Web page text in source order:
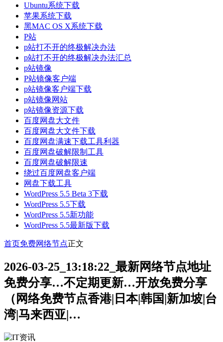
Ubuntu系统下载
苹果系统下载
黑MAC OS X系统下载
P站
p站打不开的终极解决办法
p站打不开的终极解决办法汇总
p站镜像
P站镜像客户端
p站镜像客户端下载
p站镜像网站
p站镜像资源下载
百度网盘大文件
百度网盘大文件下载
百度网盘满速下载工具利器
百度网盘破解限制工具
百度网盘破解限速
绕过百度网盘客户端
网盘下载工具
WordPress 5.5 Beta 3下载
WordPress 5.5下载
WordPress 5.5新功能
WordPress 5.5最新版下载
首页免费网络节点正文
2026-03-25_13:18:22_最新网络节点地址
免费分享…不定期更新…开放免费分享
（网络免费节点香港|日本|韩国|新加坡|台
湾|马来西亚|…